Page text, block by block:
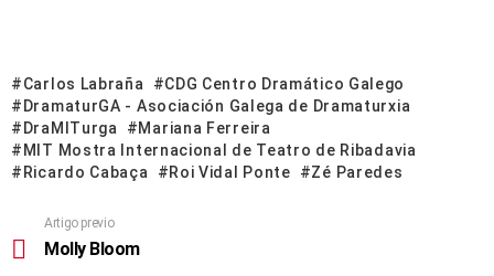
Carlos Labraña
CDG Centro Dramático Galego
DramaturGA - Asociación Galega de Dramaturxia
DraMITurga
Mariana Ferreira
MIT Mostra Internacional de Teatro de Ribadavia
Ricardo Cabaça
Roi Vidal Ponte Zé Paredes
Artigo previo
Molly Bloom